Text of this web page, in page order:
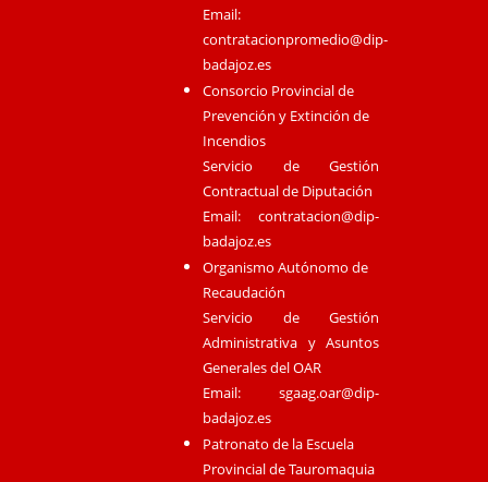
Email:
contratacionpromedio@dip-
badajoz.es
Consorcio Provincial de
Prevención y Extinción de
Incendios
Servicio de Gestión
Contractual de Diputación
Email:contratacion@dip-
badajoz.es
Organismo Autónomo de
Recaudación
Servicio de Gestión
Administrativa y Asuntos
Generales del OAR
Email:sgaag.oar@dip-
badajoz.es
Patronato de la Escuela
Provincial de Tauromaquia